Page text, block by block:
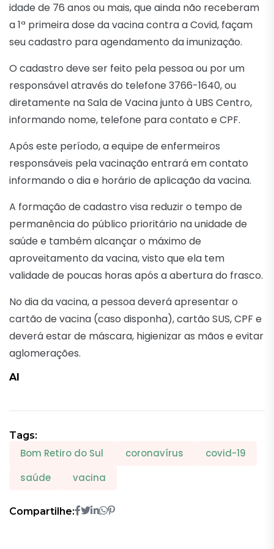
idade de 76 anos ou mais, que ainda não receberam
a 1ª primeira dose da vacina contra a Covid, façam
seu cadastro para agendamento da imunização.
O cadastro deve ser feito pela pessoa ou por um
responsável através do telefone 3766-1640, ou
diretamente na Sala de Vacina junto à UBS Centro,
informando nome, telefone para contato e CPF.
Após este período, a equipe de enfermeiros
responsáveis pela vacinação entrará em contato
informando o dia e horário de aplicação da vacina.
A formação de cadastro visa reduzir o tempo de
permanência do público prioritário na unidade de
saúde e também alcançar o máximo de
aproveitamento da vacina, visto que ela tem
validade de poucas horas após a abertura do frasco.
No dia da vacina, a pessoa deverá apresentar o
cartão de vacina (caso disponha), cartão SUS, CPF e
deverá estar de máscara, higienizar as mãos e evitar
aglomerações.
AI
Tags:
Bom Retiro do Sul coronavírus
covid-19
saúde
vacina
Compartilhe: